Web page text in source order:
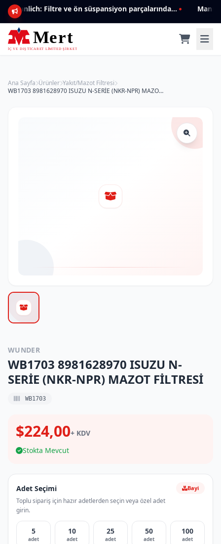
Mannlich: Filtre ve ön süspansiyon parçalarında genişleyen ürün yelpazesiyle kalite ve güven.
Ana Sayfa Ürünler Yakıt/Mazot Filtresi
WB1703 8981628970 ISUZU N-SERİE (NKR-NPR) MAZOT FİLTRESİ
WUNDER
WB1703 8981628970 ISUZU N-
SERİE (NKR-NPR) MAZOT FİLTRESİ
WB1703
$224,00+ KDV
Stokta Mevcut
Adet Seçimi
Toplu sipariş için hazır adetlerden seçin veya özel adet
girin.
Bayi
5
adet
10
adet
25
adet
50
adet
100
adet